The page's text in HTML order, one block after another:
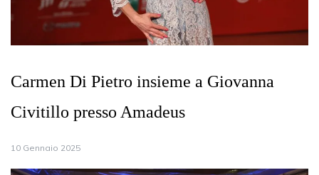
Carmen Di Pietro insieme a Giovanna
Civitillo presso Amadeus
10 Gennaio 2025